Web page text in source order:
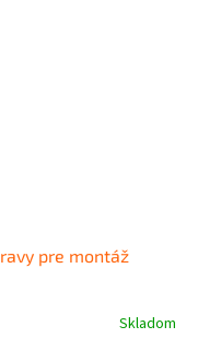
pre montáž
Skladom